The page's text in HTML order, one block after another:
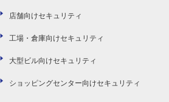
店舗向けセキュリティ
工場・倉庫向けセキュリティ
大型ビル向けセキュリティ
ショッピングセンター向けセキュリティ